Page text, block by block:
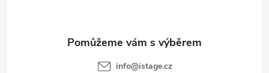
info@istage.cz